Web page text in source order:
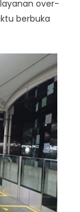
over-
berbuka